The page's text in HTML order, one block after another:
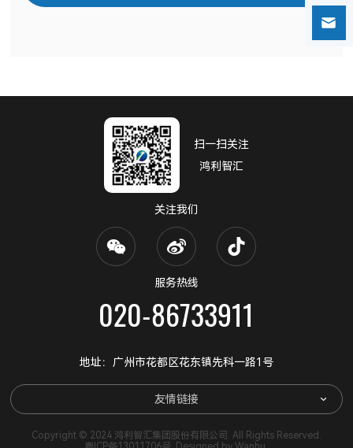
扫一扫关注
鸿利智汇
关注我们
服务热线
020-86733911
地址：广州市花都区花东镇先科一路1号
友情链接
Copyright © 2024 鸿利智汇集团股份有限公司. All Rights Reserved.